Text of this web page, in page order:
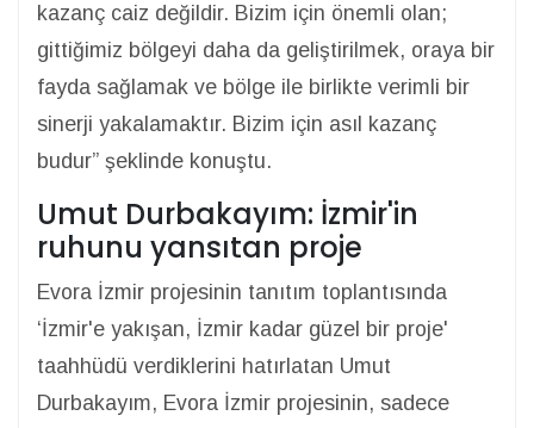
kazanç caiz değildir. Bizim için önemli olan;
gittiğimiz bölgeyi daha da geliştirilmek, oraya bir
fayda sağlamak ve bölge ile birlikte verimli bir
sinerji yakalamaktır. Bizim için asıl kazanç
budur” şeklinde konuştu.
Umut Durbakayım: İzmir'in
ruhunu yansıtan proje
Evora İzmir projesinin tanıtım toplantısında
‘İzmir'e yakışan, İzmir kadar güzel bir proje'
taahhüdü verdiklerini hatırlatan Umut
Durbakayım, Evora İzmir projesinin, sadece